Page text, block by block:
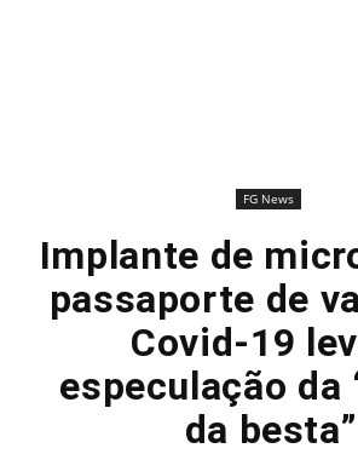
FG News
Implante de
passaporte de
Covid-19
especulação da
da besta”